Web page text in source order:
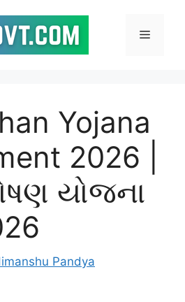
Menu
Yojana
2026 |
યોજના
Pandya